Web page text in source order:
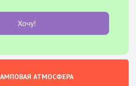
Хочу!
АТМОСФЕРА